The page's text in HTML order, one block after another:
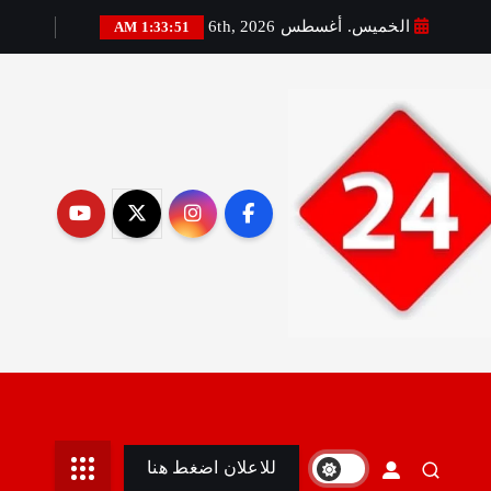
الخميس. أغسطس 6th, 2026 1:33:52 AM
أمين
للاعلان اضغط هنا